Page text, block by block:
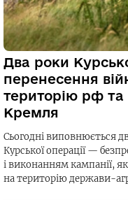
Два роки
перенесення
територію рф та
Кремля
Сьогодні виповнюється
Курської операції —
і виконанням кампанії,
на територію держави-